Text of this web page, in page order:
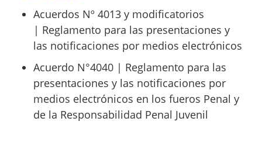
Acuerdos Nº 4013 y modificatorios
| Reglamento para las presentaciones y
las notificaciones por medios electrónicos
Acuerdo N°4040 | Reglamento para las
presentaciones y las notificaciones por
medios electrónicos en los fueros Penal y
de la Responsabilidad Penal Juvenil